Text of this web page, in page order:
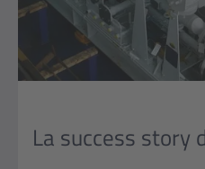
La success story